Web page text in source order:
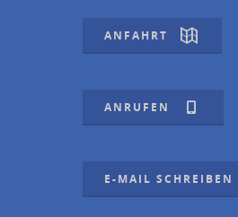
ANFAHRT
ANRUFEN
E-MAIL SCHREIBEN